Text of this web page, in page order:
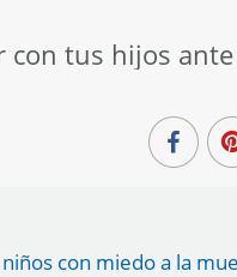
con tus hijos
con miedo a la